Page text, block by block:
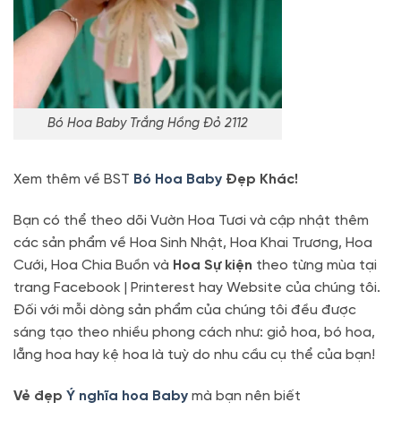
Bó Hoa Baby Trắng Hồng Đỏ 2112
Xem thêm về BST Bó Hoa Baby Đẹp Khác!
Bạn có thể theo dõi Vườn Hoa Tươi và cập nhật thêm
các sản phẩm về Hoa Sinh Nhật, Hoa Khai Trương, Hoa
Cưới, Hoa Chia Buồn và Hoa Sự kiện theo từng mùa tại
trang Facebook | Printerest hay Website của chúng tôi.
Đối với mỗi dòng sản phẩm của chúng tôi đều được
sáng tạo theo nhiều phong cách như: giỏ hoa, bó hoa,
lẵng hoa hay kệ hoa là tuỳ do nhu cầu cụ thể của bạn!
Vẻ đẹp Ý nghĩa hoa Baby mà bạn nên biết